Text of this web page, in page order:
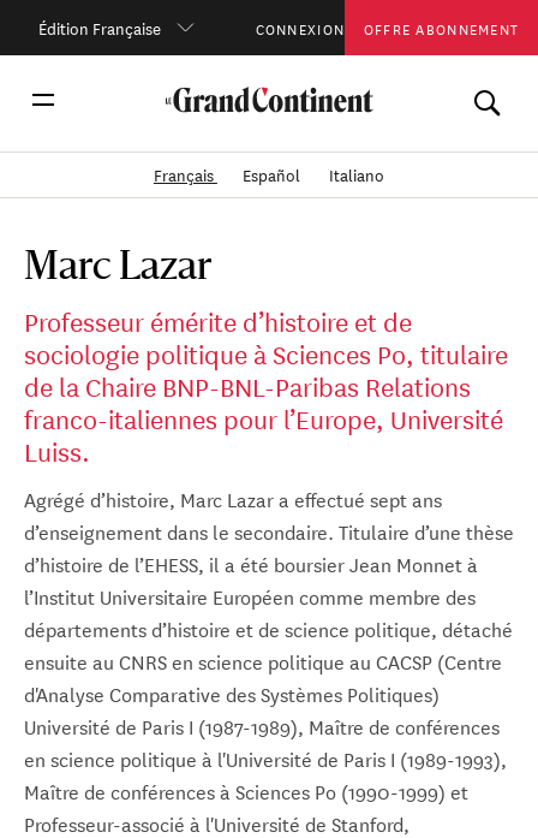
Édition Française CONNEXION OFFRE ABONNEMENT
Français Español Italiano
Marc Lazar
Professeur émérite d’histoire et de
sociologie politique à Sciences Po, titulaire
de la Chaire BNP-BNL-Paribas Relations
franco-italiennes pour l’Europe, Université
Luiss.
Agrégé d’histoire, Marc Lazar a effectué sept ans
d’enseignement dans le secondaire. Titulaire d’une thèse
d’histoire de l’EHESS, il a été boursier Jean Monnet à
l’Institut Universitaire Européen comme membre des
départements d’histoire et de science politique, détaché
ensuite au CNRS en science politique au CACSP (Centre
d'Analyse Comparative des Systèmes Politiques)
Université de Paris I (1987-1989), Maître de conférences
en science politique à l'Université de Paris I (1989-1993),
Maître de conférences à Sciences Po (1990-1999) et
Professeur-associé à l'Université de Stanford,